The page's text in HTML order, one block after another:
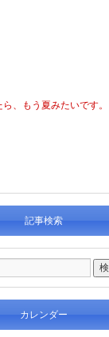
、もう夏みたいです。
記事検索
カレンダー